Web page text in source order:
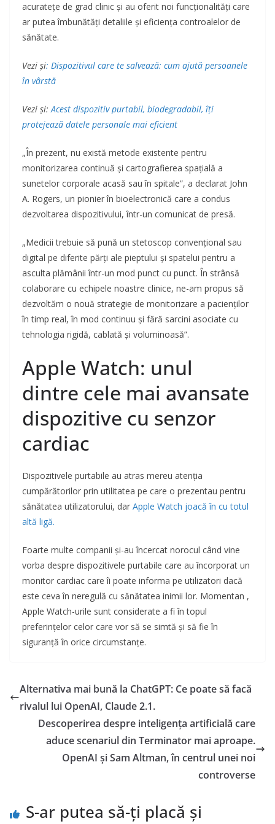
acuratețe de grad clinic și au oferit noi funcționalități care
ar putea îmbunătăți detaliile și eficiența controalelor de
sănătate.
Vezi și: Dispozitivul care te salvează: cum ajută persoanele
în vârstă
Vezi și: Acest dispozitiv purtabil, biodegradabil, îți
protejează datele personale mai eficient
„În prezent, nu există metode existente pentru
monitorizarea continuă și cartografierea spațială a
sunetelor corporale acasă sau în spitale”, a declarat John
A. Rogers, un pionier în bioelectronică care a condus
dezvoltarea dispozitivului, într-un comunicat de presă.
„Medicii trebuie să pună un stetoscop convențional sau
digital pe diferite părți ale pieptului și spatelui pentru a
asculta plămânii într-un mod punct cu punct. În strânsă
colaborare cu echipele noastre clinice, ne-am propus să
dezvoltăm o nouă strategie de monitorizare a pacienților
în timp real, în mod continuu și fără sarcini asociate cu
tehnologia rigidă, cablată și voluminoasă”.
Apple Watch: unul
dintre cele mai avansate
dispozitive cu senzor
cardiac
Dispozitivele purtabile au atras mereu atenția
cumpărătorilor prin utilitatea pe care o prezentau pentru
sănătatea utilizatorului, dar Apple Watch joacă în cu totul
altă ligă.
Foarte multe companii și-au încercat norocul când vine
vorba despre dispozitivele purtabile care au încorporat un
monitor cardiac care îi poate informa pe utilizatori dacă
este ceva în neregulă cu sănătatea inimii lor. Momentan ,
Apple Watch-urile sunt considerate a fi în topul
preferințelor celor care vor să se simtă și să fie în
siguranță în orice circumstanțe.
Alternativa mai bună la ChatGPT: Ce poate să facă
rivalul lui OpenAI, Claude 2.1.
Descoperirea despre inteligența artificială care
aduce scenariul din Terminator mai aproape.
OpenAI și Sam Altman, în centrul unei noi
controverse
S-ar putea să-ți placă și